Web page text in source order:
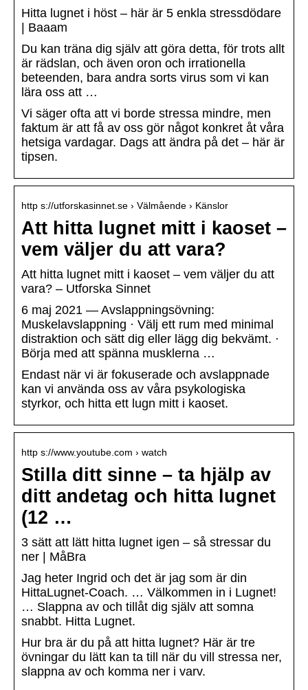
Hitta lugnet i höst – här är 5 enkla stressdödare
| Baaam
Du kan träna dig själv att göra detta, för trots allt
är rädslan, och även oron och irrationella
beteenden, bara andra sorts virus som vi kan
lära oss att …
Vi säger ofta att vi borde stressa mindre, men
faktum är att få av oss gör något konkret åt våra
hetsiga vardagar. Dags att ändra på det – här är
tipsen.
http s://utforskasinnet.se › Välmående › Känslor
Att hitta lugnet mitt i kaoset –
vem väljer du att vara?
Att hitta lugnet mitt i kaoset – vem väljer du att
vara? – Utforska Sinnet
6 maj 2021 — Avslappningsövning:
Muskelavslappning · Välj ett rum med minimal
distraktion och sätt dig eller lägg dig bekvämt. ·
Börja med att spänna musklerna …
Endast när vi är fokuserade och avslappnade
kan vi använda oss av våra psykologiska
styrkor, och hitta ett lugn mitt i kaoset.
http s://www.youtube.com › watch
Stilla ditt sinne – ta hjälp av
ditt andetag och hitta lugnet
(12 …
3 sätt att lätt hitta lugnet igen – så stressar du
ner | MåBra
Jag heter Ingrid och det är jag som är din
HittaLugnet-Coach. … Välkommen in i Lugnet!
… Slappna av och tillåt dig själv att somna
snabbt. Hitta Lugnet.
Hur bra är du på att hitta lugnet? Här är tre
övningar du lätt kan ta till när du vill stressa ner,
slappna av och komma ner i varv.